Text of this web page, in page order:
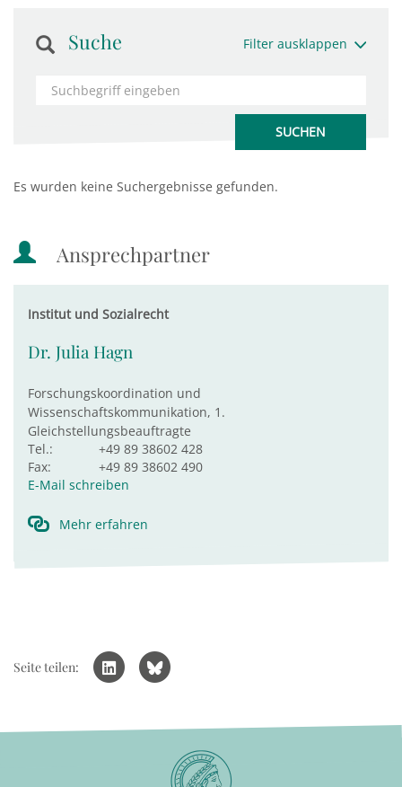
Suche Filter ausklappen
Es wurden keine Suchergebnisse gefunden.
Ansprechpartner
Institut und Sozialrecht
Dr. Julia Hagn
Forschungskoordination und
Wissenschaftskommunikation, 1.
Gleichstellungsbeauftragte
Tel.:
+49 89 38602 428
Fax:
+49 89 38602 490
E-Mail schreiben
Mehr erfahren
Seite teilen: